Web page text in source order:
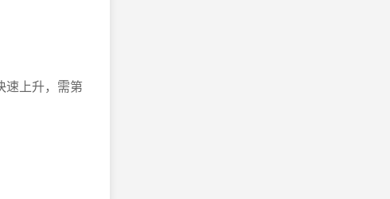
速上升，需第